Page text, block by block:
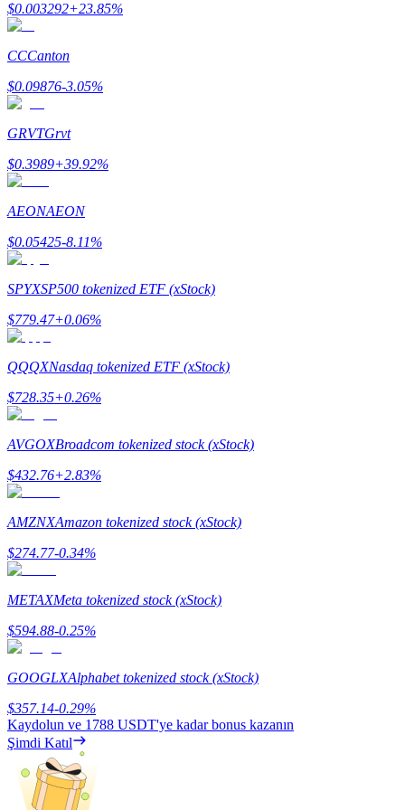
Kazan
Power Piggy
Günlük rekabetçi ödüller kazanın
Staking
Yüksek getiri ve anında erişim
Launchpool
Popüler token'lar kazanmak için esnek staking
$0.003292+23.85%
CCCanton
$0.09876-3.05%
GRVTGrvt
$0.3989+39.92%
AEONAEON
$0.05425-8.11%
SPYXSP500 tokenized ETF (xStock)
$779.47+0.06%
QQQXNasdaq tokenized ETF (xStock)
$728.35+0.26%
AVGOXBroadcom tokenized stock (xStock)
$432.76+2.83%
AMZNXAmazon tokenized stock (xStock)
$274.77-0.34%
METAXMeta tokenized stock (xStock)
$594.88-0.25%
GOOGLXAlphabet tokenized stock (xStock)
$357.14-0.29%
Kaydolun ve 1788 USDT'ye kadar bonus kazanın
Şimdi Katıl